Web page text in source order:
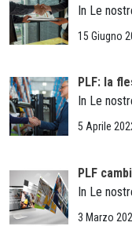
In Le
15 Giugno
PLF: la
In Le
5 Aprile
PLF
In Le
3 Marzo